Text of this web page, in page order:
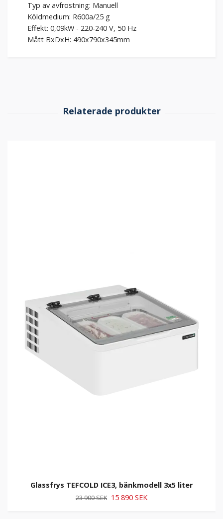
Typ av avfrostning: Manuell
Köldmedium: R600a/25 g
Effekt: 0,09kW - 220-240 V, 50 Hz
Mått BxDxH: 490x790x345mm
Glassfrys TEFCOLD ICE3, bänkmodell 3x5 liter
23 900 SEK 15 890 SEK